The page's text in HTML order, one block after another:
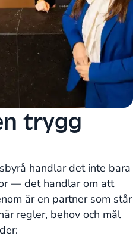
trygg
handlar det inte bara
— det handlar om att
är en partner som står
regler, behov och mål